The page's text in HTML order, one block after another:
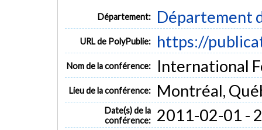
Département: Département
URL de PolyPublie: https://
Nom de la conférence: International
Lieu de la conférence: Montréal,
Date(s) de la
conférence:
2011-02-01 -